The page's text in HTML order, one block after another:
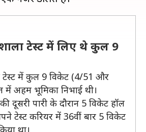
टेस्ट में लिए थे कुल 9
टेस्ट में कुल 9 विकेट (4/51 और
अहम भूमिका निभाई थी।
दूसरी पारी के दौरान 5 विकेट हॉल
टेस्ट करियर में 36वीं बार 5 विकेट
था।